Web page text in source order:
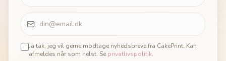
Ja tak, jeg vil gerne modtage nyhedsbreve fra CakePrint. Kan
afmeldes når som helst. Se privatlivspolitik.